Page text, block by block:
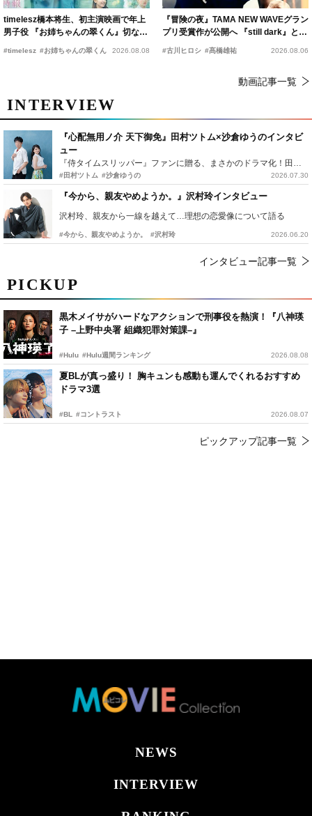
PICKUP
黒木メイサがハードなアクションで刑事役を熱演！『八神瑛
子 –上野中央署 組織犯罪対策課–』
#Hulu #Hulu週間ランキング 2026.08.08
夏BLが真っ盛り！ 胸キュンも感動も運んでくれるおすすめ
ドラマ3選
#BL #コントラスト 2026.08.07
ピックアップ記事一覧
timelesz橋本将生、初主演映画で年上
男子役 『お姉ちゃんの翠くん』切ない
#timelesz #お姉ちゃんの翠くん 2026.08.08
『冒険の夜』TAMA NEW WAVEグラン
プリ受賞作が公開へ 『still dark』と同
#古川ヒロシ #髙橋雄祐 2026.08.06
動画記事一覧
INTERVIEW
『心配無用ノ介 天下御免』田村ツトム×沙倉ゆうのインタビ
ュー
『侍タイムスリッパー』ファンに贈る、まさかのドラマ化！田村ツトム×沙倉ゆうのが語る『心配無用ノ介』撮影秘話
#田村ツトム #沙倉ゆうの 2026.07.30
『今から、親友やめようか。』沢村玲インタビュー
沢村玲、親友から一線を越えて…理想の恋愛像について語る
#今から、親友やめようか。 #沢村玲 2026.06.20
インタビュー記事一覧
NEWS
INTERVIEW